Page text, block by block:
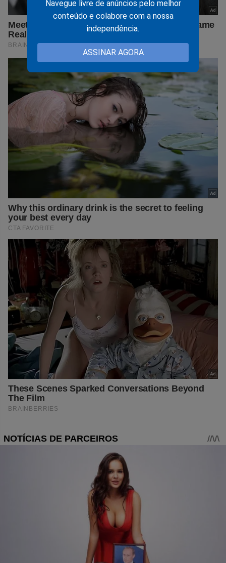
Navegue livre de anúncios pelo melhor
conteúdo e colabore com a nossa
independência.
ASSINAR AGORA